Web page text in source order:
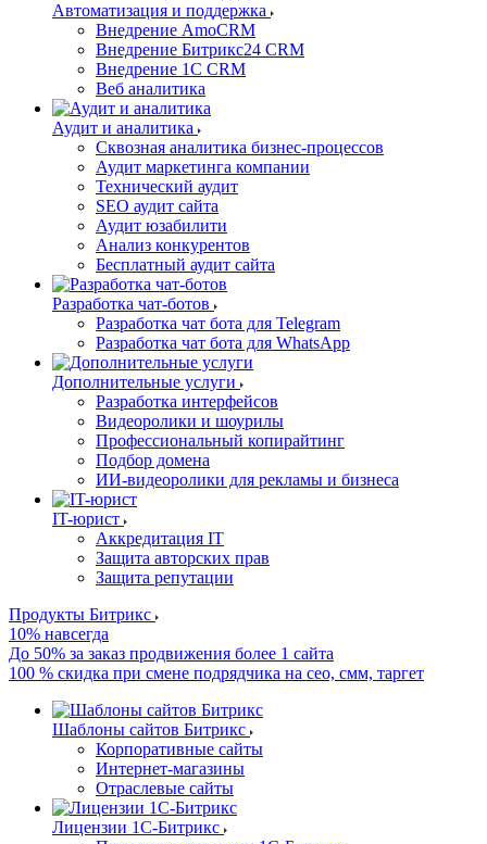
Автоматизация и поддержка
Внедрение AmoCRM
Внедрение Битрикс24 CRM
Внедрение 1C CRM
Веб аналитика
Аудит и аналитика
Сквозная аналитика бизнес-процессов
Аудит маркетинга компании
Технический аудит
SEO аудит сайта
Аудит юзабилити
Анализ конкурентов
Бесплатный аудит сайта
Разработка чат-ботов
Разработка чат бота для Telegram
Разработка чат бота для WhatsApp
Дополнительные услуги
Разработка интерфейсов
Видеоролики и шоурилы
Профессиональный копирайтинг
Подбор домена
ИИ-видеоролики для рекламы и бизнеса
IT-юрист
Аккредитация IT
Защита авторских прав
Защита репутации
Продукты Битрикс
10% навсегда
До 50% за заказ продвижения более 1 сайта
100 % скидка при смене подрядчика на сео, смм, таргет
Шаблоны сайтов Битрикс
Корпоративные сайты
Интернет-магазины
Отраслевые сайты
Лицензии 1С-Битрикс